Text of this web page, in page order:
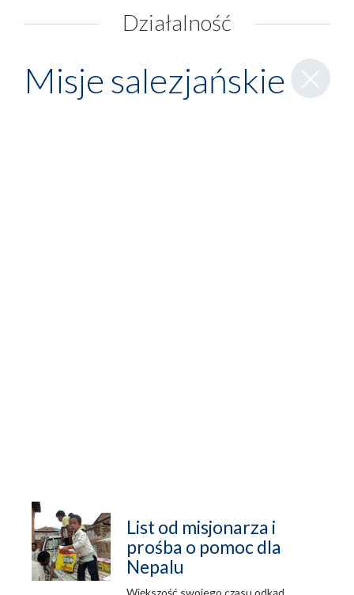
Działalność
Zamknij
wpis
Misje salezjańskie
List od misjonarza i
prośba o pomoc dla
Nepalu
Większość swojego czasu odkąd